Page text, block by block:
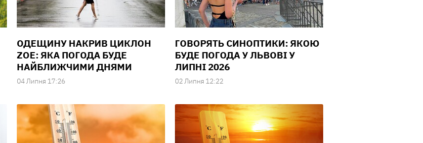
ОДЕЩИНУ НАКРИВ ЦИКЛОН
ZOE: ЯКА ПОГОДА БУДЕ
НАЙБЛИЖЧИМИ ДНЯМИ
04 Липня 17:26
ГОВОРЯТЬ СИНОПТИКИ: ЯКОЮ
БУДЕ ПОГОДА У ЛЬВОВІ У
ЛИПНІ 2026
02 Липня 12:22